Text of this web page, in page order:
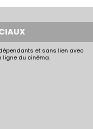
et sans lien avec
ligne du cinéma.